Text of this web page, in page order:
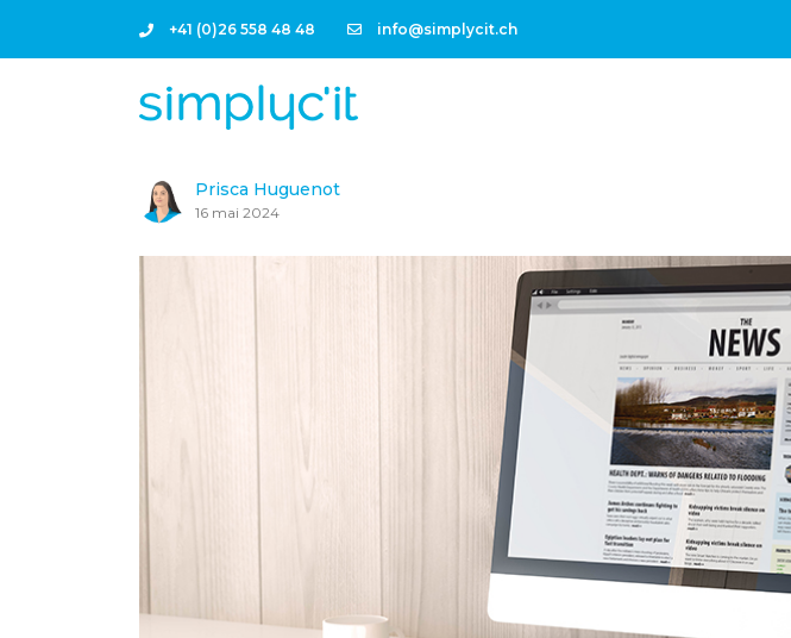
+41 (0)26 558 48 48 info@simplycit.ch
Prisca Huguenot
16 mai 2024